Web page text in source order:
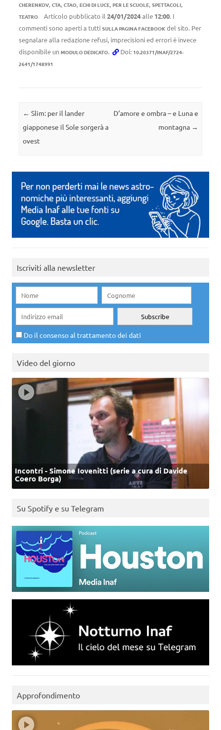
CHERENKOV, CTA, CTAO, ECHI DI LUCE, PER LE SCUOLE, SPETTACOLI,
TEATRO Articolo pubblicato il 24/01/2024alle 12:00. I
commenti sono aperti a tutti SULLA PAGINA FACEBOOK del sito. Per
segnalare alla redazione refusi, imprecisioni ed errori è invece
disponibile un MODULO DEDICATO. Doi: 10.20371/INAF/2724-
2641/1748991
Navigazione articolo
← Slim: per il lander
giapponese il Sole sorgerà a
ovest
D’amore e ombra – e Luna e
montagna →
Iscriviti alla newsletter
Do il consenso al trattamento dei dati
Video del giorno
Incontri - Simone Iovenitti (serie a cura di Davide
Coero Borga)
Su Spotify e su Telegram
Approfondimento